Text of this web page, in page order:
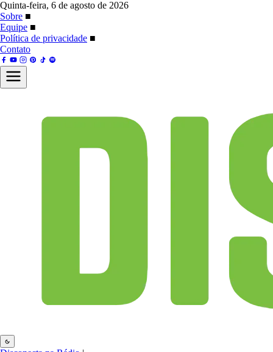
Quinta-feira, 6 de agosto de 2026
Sobre ■
Equipe ■
Política de privacidade ■
Contato